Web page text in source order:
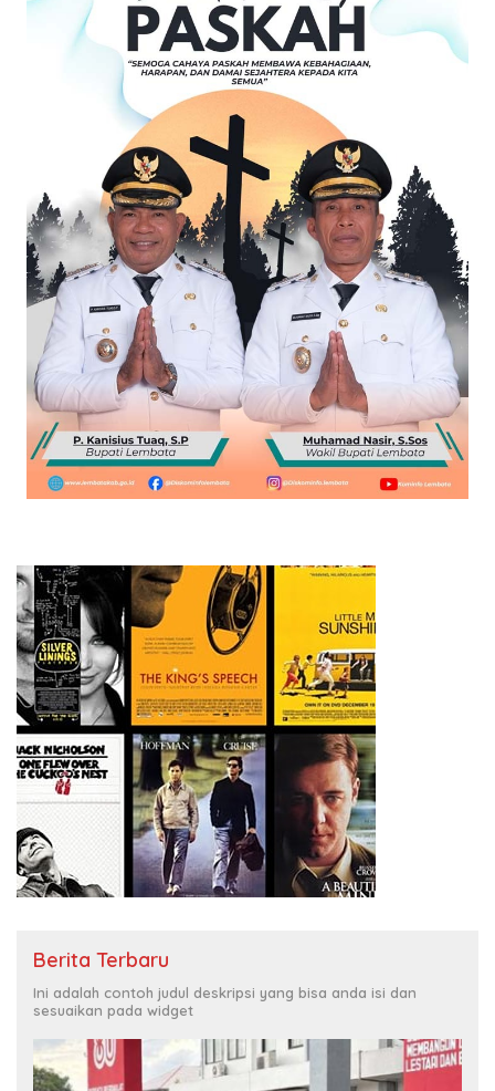
Berita Terbaru
Ini adalah contoh judul deskripsi yang bisa anda isi dan
sesuaikan pada widget